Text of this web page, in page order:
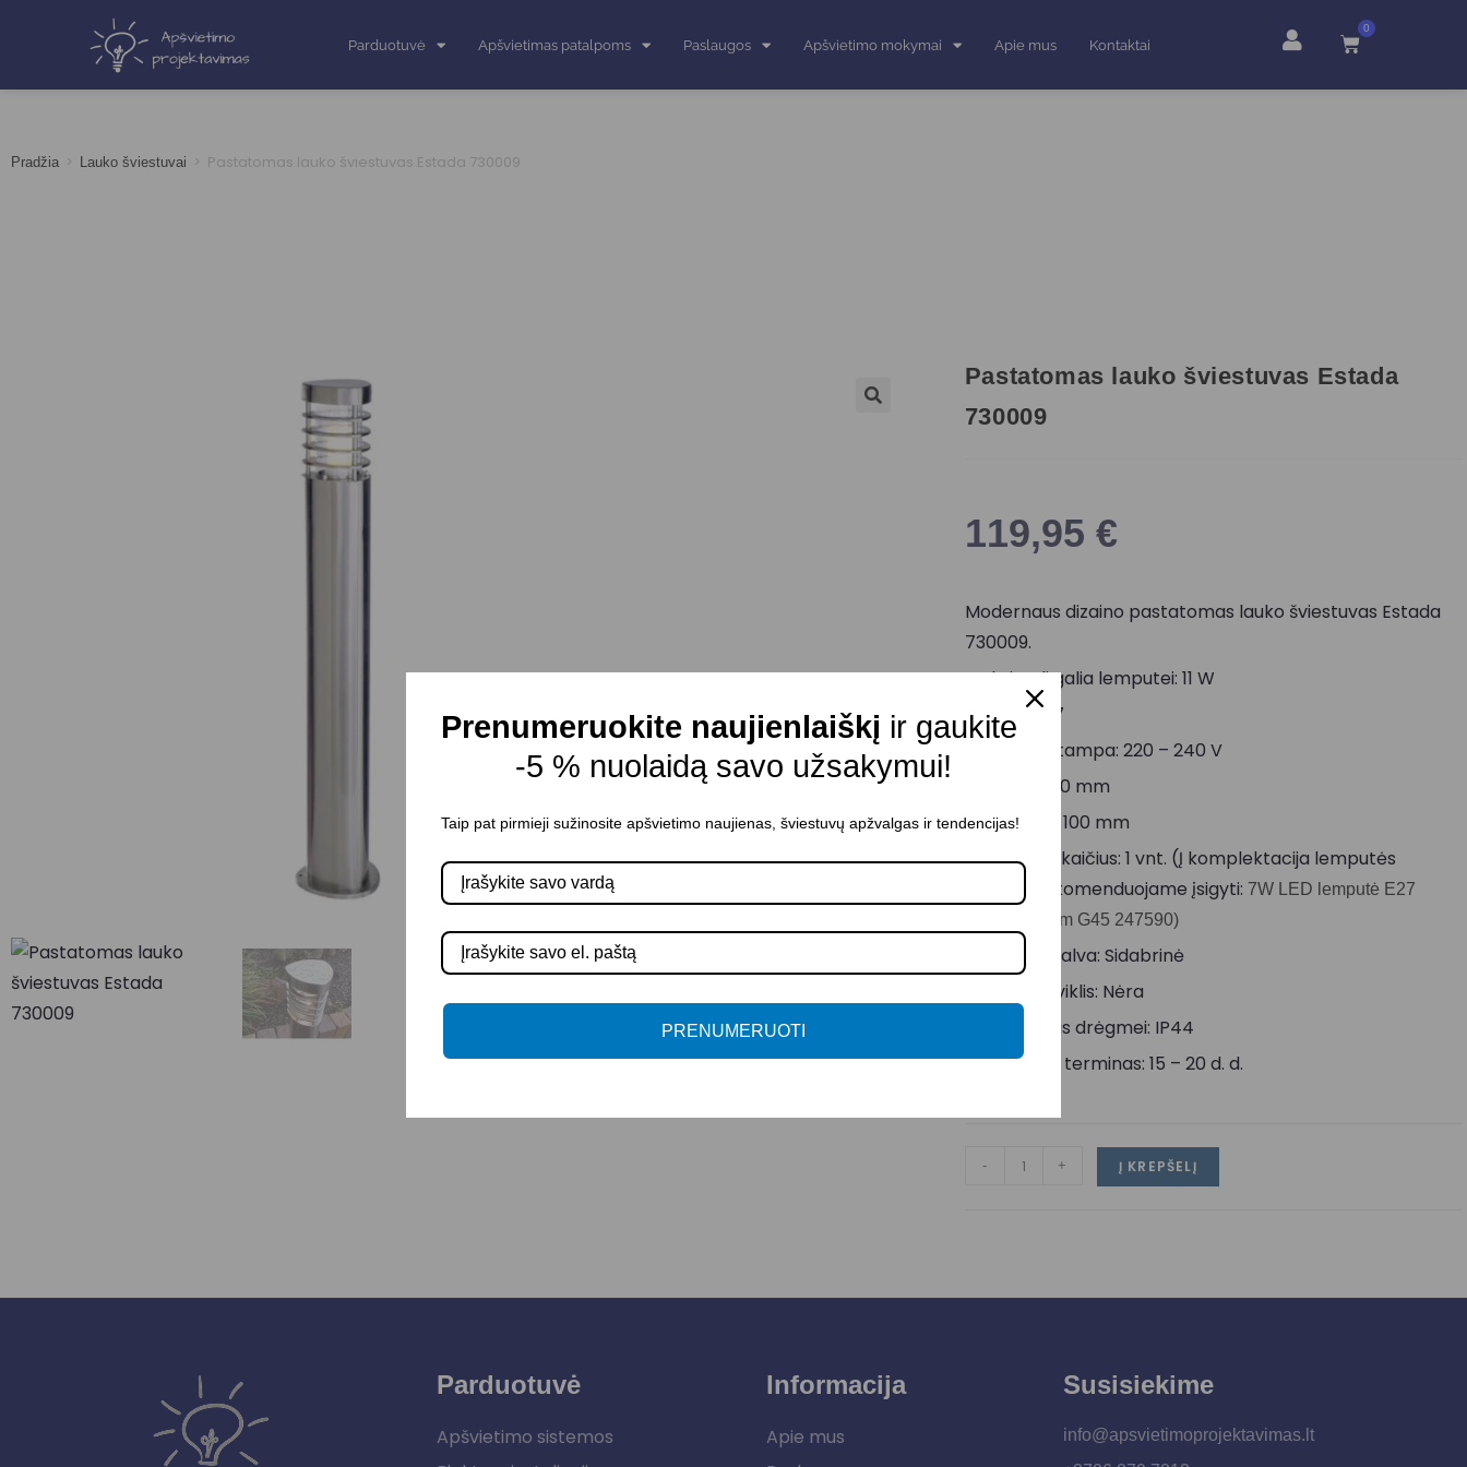
Parduotuvė Apšvietimas patalpoms Paslaugos Apšvietimo mokymai Apie mus Kontaktai
0
Pradžia > Lauko šviestuvai > Pastatomas lauko šviestuvas Estada 730009
Pastatomas lauko šviestuvas Estada
730009
119,95 €
Modernaus dizaino pastatomas lauko šviestuvas Estada
730009.
Maksimali galia lemputei: 11 W
Cokolis: E27
Maitinimo įtampa: 220 – 240 V
Aukštis: 1000 mm
Diametras: 100 mm
Lempučių skaičius: 1 vnt. (Į komplektacija lemputės
neįeina, rekomenduojame įsigyti: 7W LED lemputė E27
2700K 630 lm G45 247590)
Korpuso spalva: Sidabrinė
Judesio daviklis: Nėra
Atsparumas drėgmei: IP44
Pristatymo terminas: 15 – 20 d. d.
- + Į KREPŠELĮ
Parduotuvė
Apšvietimo sistemos
Informacija
Apie mus
Susisiekime
info@apsvietimoprojektavimas.lt
Prenumeruokite naujienlaiškį ir gaukite
-5 % nuolaidą savo užsakymui!
Taip pat pirmieji sužinosite apšvietimo naujienas, šviestuvų apžvalgas ir tendencijas!
PRENUMERUOTI